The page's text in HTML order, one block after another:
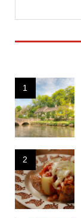
1
2